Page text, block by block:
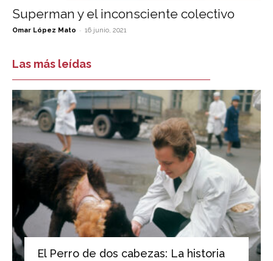
Superman y el inconsciente colectivo
Omar López Mato - 16 junio, 2021
Las más leídas
El Perro de dos cabezas: La historia